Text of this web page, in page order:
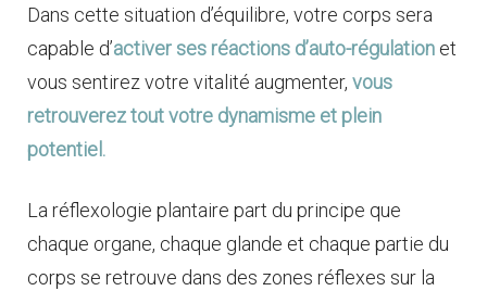
Dans cette situation d’équilibre, votre corps sera
capable d’activer ses réactions d’auto-régulation et
vous sentirez votre vitalité augmenter, vous
retrouverez tout votre dynamisme et plein
potentiel.
La réflexologie plantaire part du principe que
chaque organe, chaque glande et chaque partie du
corps se retrouve dans des zones réflexes sur la